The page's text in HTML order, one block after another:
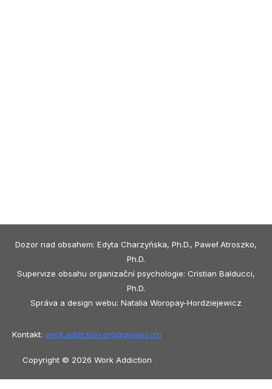
Dozor nad obsahem: Edyta Charzyńska, Ph.D., Paweł Atroszko,
Ph.D.
Supervize obsahu organizační psychologie: Cristian Balducci,
Ph.D.
Správa a design webu: Natalia Woropay-Hordziejewicz
Kontakt: work.addiction.org@gmail.com
Copyright © 2026 Work Addiction